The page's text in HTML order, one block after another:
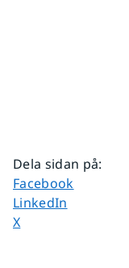
Dela sidan på:
Dela sidan på
Facebook
Dela sidan på
LinkedIn
Dela sidan på
X